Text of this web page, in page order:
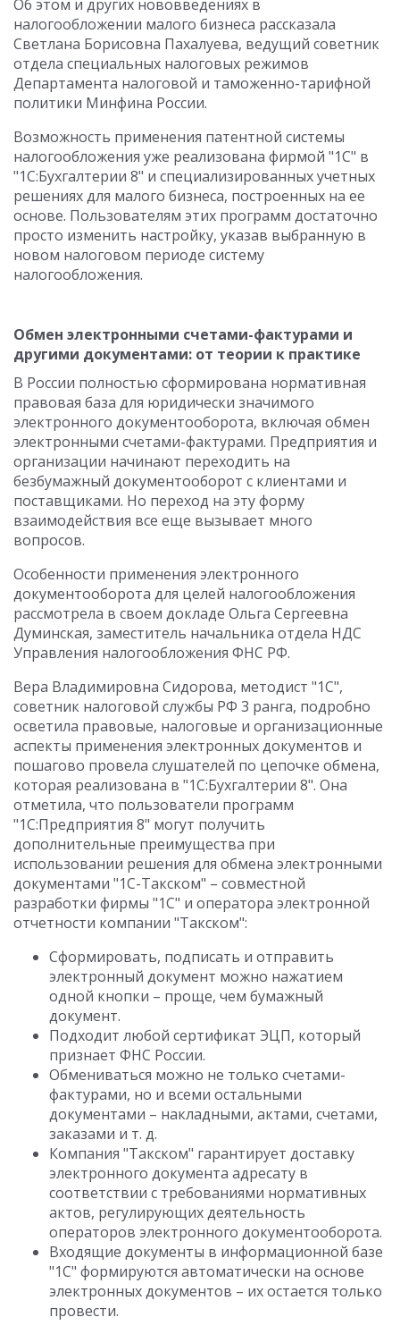
Об этом и других нововведениях в
налогообложении малого бизнеса рассказала
Светлана Борисовна Пахалуева, ведущий советник
отдела специальных налоговых режимов
Департамента налоговой и таможенно-тарифной
политики Минфина России.
Возможность применения патентной системы
налогообложения уже реализована фирмой "1С" в
"1С:Бухгалтерии 8" и специализированных учетных
решениях для малого бизнеса, построенных на ее
основе. Пользователям этих программ достаточно
просто изменить настройку, указав выбранную в
новом налоговом периоде систему
налогообложения.
Обмен электронными счетами-фактурами и
другими документами: от теории к практике
В России полностью сформирована нормативная
правовая база для юридически значимого
электронного документооборота, включая обмен
электронными счетами-фактурами. Предприятия и
организации начинают переходить на
безбумажный документооборот с клиентами и
поставщиками. Но переход на эту форму
взаимодействия все еще вызывает много
вопросов.
Особенности применения электронного
документооборота для целей налогообложения
рассмотрела в своем докладе Ольга Сергеевна
Думинская, заместитель начальника отдела НДС
Управления налогообложения ФНС РФ.
Вера Владимировна Сидорова, методист "1С",
советник налоговой службы РФ 3 ранга, подробно
осветила правовые, налоговые и организационные
аспекты применения электронных документов и
пошагово провела слушателей по цепочке обмена,
которая реализована в "1С:Бухгалтерии 8". Она
отметила, что пользователи программ
"1С:Предприятия 8" могут получить
дополнительные преимущества при
использовании решения для обмена электронными
документами "1С-Такском" – совместной
разработки фирмы "1С" и оператора электронной
отчетности компании "Такском":
Сформировать, подписать и отправить
электронный документ можно нажатием
одной кнопки – проще, чем бумажный
документ.
Подходит любой сертификат ЭЦП, который
признает ФНС России.
Обмениваться можно не только счетами-
фактурами, но и всеми остальными
документами – накладными, актами, счетами,
заказами и т. д.
Компания "Такском" гарантирует доставку
электронного документа адресату в
соответствии с требованиями нормативных
актов, регулирующих деятельность
операторов электронного документооборота.
Входящие документы в информационной базе
"1С" формируются автоматически на основе
электронных документов – их остается только
провести.